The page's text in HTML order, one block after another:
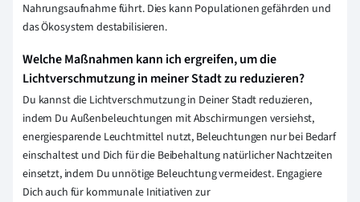
Nahrungsaufnahme führt. Dies kann Populationen gefährden und
das Ökosystem destabilisieren.
Welche Maßnahmen kann ich ergreifen, um die
Lichtverschmutzung in meiner Stadt zu reduzieren?
Du kannst die Lichtverschmutzung in Deiner Stadt reduzieren,
indem Du Außenbeleuchtungen mit Abschirmungen versiehst,
energiesparende Leuchtmittel nutzt, Beleuchtungen nur bei Bedarf
einschaltest und Dich für die Beibehaltung natürlicher Nachtzeiten
einsetzt, indem Du unnötige Beleuchtung vermeidest. Engagiere
Dich auch für kommunale Initiativen zur